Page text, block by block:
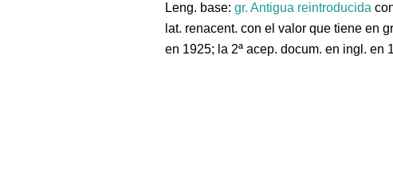
Leng. base: gr. Antigua reintroducida
lat. renacent. con el valor que tiene en
en 1925; la 2ª acep. docum. en ingl. en